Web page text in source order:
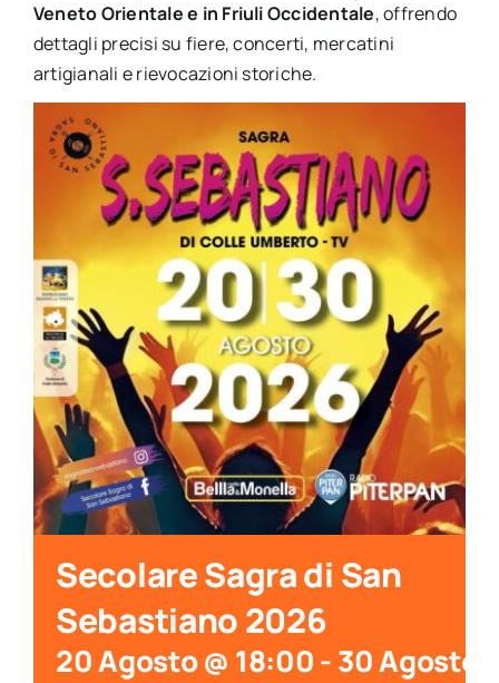
Veneto Orientale e in Friuli Occidentale, offrendo
dettagli precisi su fiere, concerti, mercatini
artigianali e rievocazioni storiche.
Secolare Sagra di San
Sebastiano 2026
20 Agosto @ 18:00-30 Agosto